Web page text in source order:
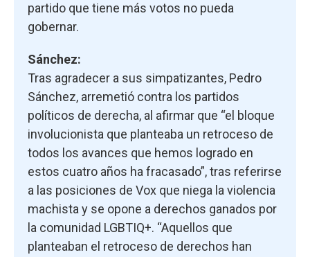
partido que tiene más votos no pueda
gobernar.
Sánchez:
Tras agradecer a sus simpatizantes, Pedro
Sánchez, arremetió contra los partidos
políticos de derecha, al afirmar que “el bloque
involucionista que planteaba un retroceso de
todos los avances que hemos logrado en
estos cuatro años ha fracasado”, tras referirse
a las posiciones de Vox que niega la violencia
machista y se opone a derechos ganados por
la comunidad LGBTIQ+. “Aquellos que
planteaban el retroceso de derechos han